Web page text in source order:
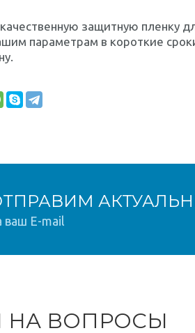
защитную пленку
параметрам в короткие
ваш E-mail
НА ВОПРОСЫ